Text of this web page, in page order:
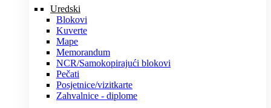
Uredski
Blokovi
Kuverte
Mape
Memorandum
NCR/Samokopirajući blokovi
Pečati
Posjetnice/vizitkarte
Zahvalnice - diplome